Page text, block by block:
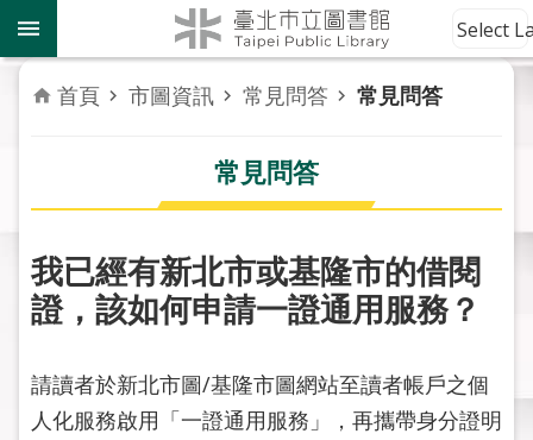
跳到主要內容區塊
到
館
資
訊
者
務
活
報
導
Select
首頁 市圖資訊 常見問答 常見問答
常見問答
我已經有新北市或基隆市的借閱
證，該如何申請一證通用服務？
請讀者於新北市圖/基隆市圖網站至讀者帳戶之個
人化服務啟用「一證通用服務」，再攜帶身分證明